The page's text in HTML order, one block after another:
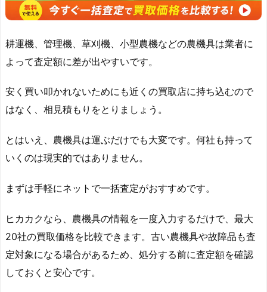
耕運機、管理機、草刈機、小型農機などの農機具は業者に
よって査定額に差が出やすいです。
安く買い叩かれないためにも近くの買取店に持ち込むので
はなく、相見積もりをとりましょう。
とはいえ、農機具は運ぶだけでも大変です。何社も持って
いくのは現実的ではありません。
まずは手軽にネットで一括査定がおすすめです。
ヒカカクなら、農機具の情報を一度入力するだけで、最大
20社の買取価格を比較できます。古い農機具や故障品も査
定対象になる場合があるため、処分する前に査定額を確認
しておくと安心です。